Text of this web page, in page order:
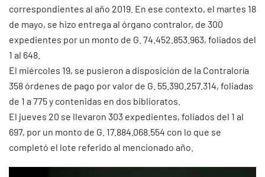
correspondientes al año 2019. En ese contexto, el martes 18
de mayo, se hizo entrega al órgano contralor, de 300
expedientes por un monto de G. 74.452.853.963, foliados del
1 al 648.
El miércoles 19, se pusieron a disposición de la Contraloría
358 órdenes de pago por valor de G. 55.390.257.314, foliadas
de 1 a 775 y contenidas en dos biblioratos.
El jueves 20 se llevaron 303 expedientes, foliados del 1 al
697, por un monto de G. 17.884.068.554 con lo que se
completó el lote referido al mencionado año.